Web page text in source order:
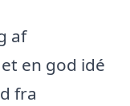
af
en god idé
fra